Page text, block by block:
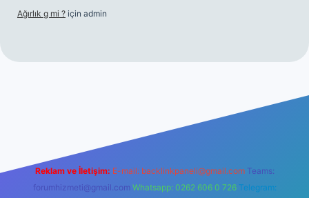
Ağırlık g mi ? için admin
Reklam ve İletişim: E-mail: backlinkpaneli@gmail.com Teams:
forumhizmeti@gmail.com Whatsapp: 0262 606 0 726 Telegram: